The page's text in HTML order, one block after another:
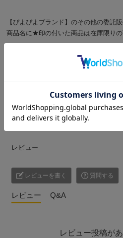
【ぴよぴよブランド】のその他の委託
商品名に★印の付いた商品は在庫限りの
手づくり品表地オリジナルデザインイ
価格です。イヤホンジャックや小さめ
縦約12cm横約11cm
レビュー
レビューを書く 質問する
レビュー Q&A
レビュー投稿があ